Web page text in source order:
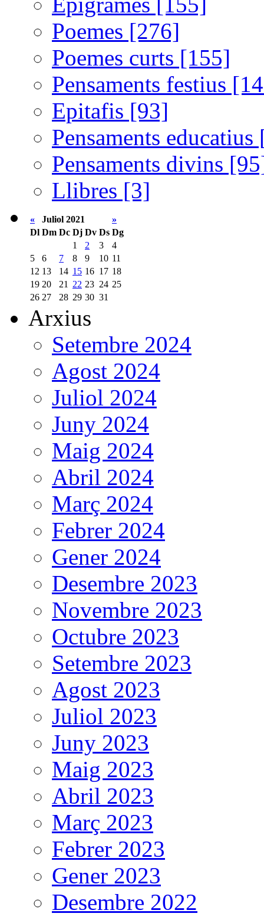
Poemes [276]
Poemes curts [155]
Pensaments festius
Epitafis [93]
Pensaments
Pensaments divins
Llibres [3]
« Juliol 2021
»
Dl Dm Dc Dj Dv Ds Dg
1
2 3
4
5
6 7 8 9 10 11
12 13 14 15 16 17 18
19 20 21 22 23 24 25
26 27 28 29 30 31
Arxius
Setembre 2024
Agost 2024
Juliol 2024
Juny 2024
Maig 2024
Abril 2024
Març 2024
Febrer 2024
Gener 2024
Desembre 2023
Novembre 2023
Octubre 2023
Setembre 2023
Agost 2023
Juliol 2023
Juny 2023
Maig 2023
Abril 2023
Març 2023
Febrer 2023
Gener 2023
Desembre 2022